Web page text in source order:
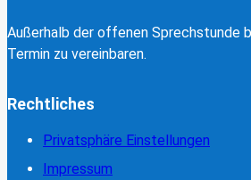
Außerhalb der offenen Sprechstunde
Termin zu vereinbaren.
Rechtliches
Privatsphäre Einstellungen
Impressum